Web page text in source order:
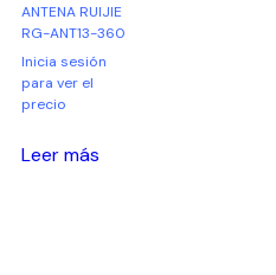
ANTENA RUIJIE
RG-ANT13-360
Inicia sesión
para ver el
precio
Leer más